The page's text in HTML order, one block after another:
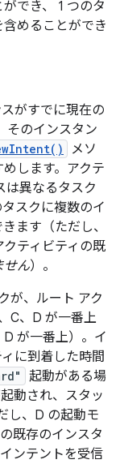
でき、 1 つのタ
めることができ
がすでに現在の
そのインスタン
メソ
します。アクテ
は異なるタスク
スクに複数のイ
ます（ただし、
ティビティの既
せん）。
が、ルート アク
C、D が一番上
が一番上）。イ
に到着した時間
起動がある場
動され、スタッ
し、D の起動モ
既存のインスタ
ンテントを受信